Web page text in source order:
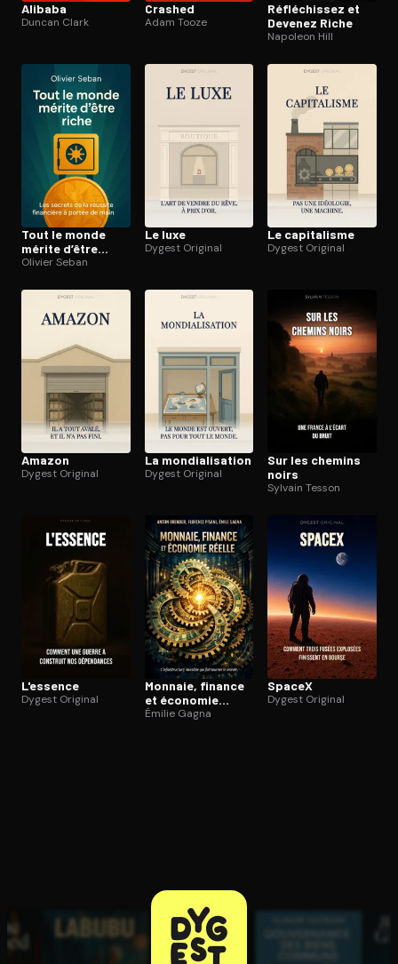
Alibaba
Duncan Clark
Crashed
Adam Tooze
Ré­flé­chis­sez et
Devenez Riche
Napoleon Hill
Tout le monde
mérite d’être
riche
Olivier Seban
Le luxe
Dygest Original
Le capitalisme
Dygest Original
Amazon
Dygest Original
La mon­dia­li­sa­tion
Dygest Original
Sur les chemins
noirs
Sylvain Tesson
L'essence
Dygest Original
Monnaie, finance
et économie
réelle
Émilie Gagna
SpaceX
Dygest Original